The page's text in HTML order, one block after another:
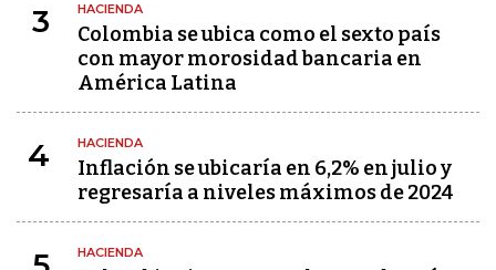
3 HACIENDA
Colombia se ubica como el sexto país
con mayor morosidad bancaria en
América Latina
4 HACIENDA
Inflación se ubicaría en 6,2% en julio y
regresaría a niveles máximos de 2024
HACIENDA